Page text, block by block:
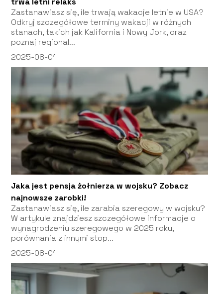
Zastanawiasz się, ile trwają wakacje letnie w USA?
Odkryj szczegółowe terminy wakacji w różnych
stanach, takich jak Kalifornia i Nowy Jork, oraz
poznaj regional...
2025-08-01
Jaka jest pensja żołnierza w wojsku? Zobacz
najnowsze zarobki!
Zastanawiasz się, ile zarabia szeregowy w wojsku?
W artykule znajdziesz szczegółowe informacje o
wynagrodzeniu szeregowego w 2025 roku,
porównania z innymi stop...
2025-08-01